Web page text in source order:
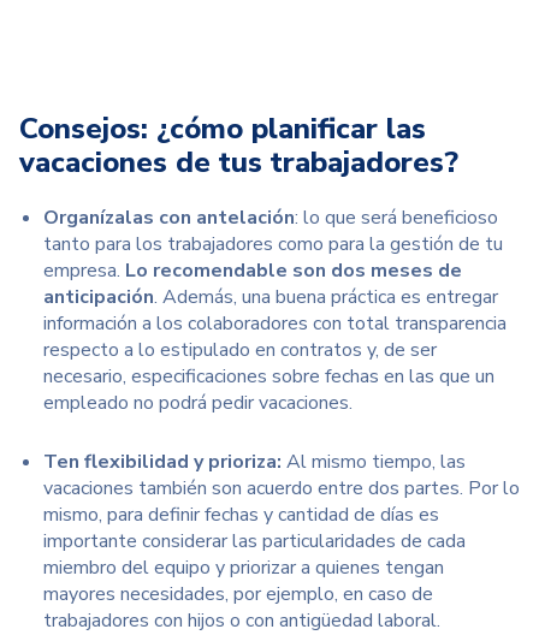
Consejos: ¿cómo planificar las
vacaciones de tus trabajadores?
Organízalas con antelación: lo que será beneficioso
tanto para los trabajadores como para la gestión de tu
empresa. Lo recomendable son dos meses de
anticipación. Además, una buena práctica es entregar
información a los colaboradores con total transparencia
respecto a lo estipulado en contratos y, de ser
necesario, especificaciones sobre fechas en las que un
empleado no podrá pedir vacaciones.
Ten flexibilidad y prioriza: Al mismo tiempo, las
vacaciones también son acuerdo entre dos partes. Por lo
mismo, para definir fechas y cantidad de días es
importante considerar las particularidades de cada
miembro del equipo y priorizar a quienes tengan
mayores necesidades, por ejemplo, en caso de
trabajadores con hijos o con antigüedad laboral.